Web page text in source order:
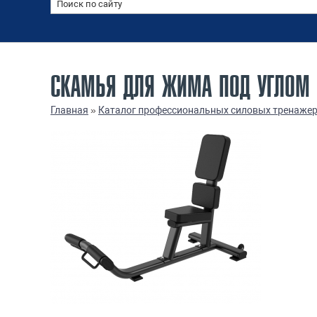
СКАМЬЯ ДЛЯ ЖИМА ПОД УГЛОМ
Главная » Каталог профессиональных силовых